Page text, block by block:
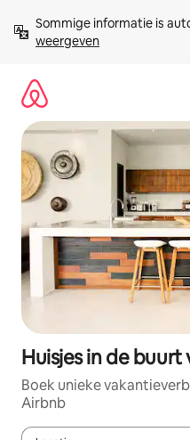
direct
naar
Sommige informatie is
weergeven
Huisjes in de buurt
Boek unieke
Airbnb